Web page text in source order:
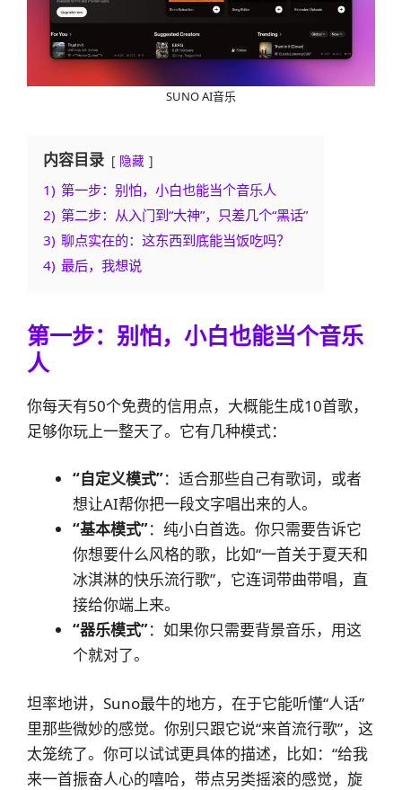
SUNO AI音乐
内容目录 隐藏
1) 第一步：别怕，小白也能当个音乐人
2) 第二步：从入门到“大神”，只差几个“黑话”
3) 聊点实在的：这东西到底能当饭吃吗？
4) 最后，我想说
第一步：别怕，小白也能当个音乐
人
你每天有50个免费的信用点，大概能生成10首歌，
足够你玩上一整天了。它有几种模式：
“自定义模式”：适合那些自己有歌词，或者
想让AI帮你把一段文字唱出来的人。
“基本模式”：纯小白首选。你只需要告诉它
你想要什么风格的歌，比如“一首关于夏天和
冰淇淋的快乐流行歌”，它连词带曲带唱，直
接给你端上来。
“器乐模式”：如果你只需要背景音乐，用这
个就对了。
坦率地讲，Suno最牛的地方，在于它能听懂“人话”
里那些微妙的感觉。你别只跟它说“来首流行歌”，这
太笼统了。你可以试试更具体的描述，比如：“给我
来一首振奋人心的嘻哈，带点另类摇滚的感觉，旋